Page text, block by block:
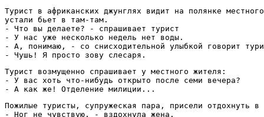
Турист в африканских джунглях видит на полянке
устали бьет в там-там.
- Что вы делаете? - спрашивает турист
- У нас уже несколько недель нет воды.
- А, понимаю, - со снисходительной улыбкой говорит
- Чушь! Я просто зову слесаря.
Турист возмущенно спрашивает у местного жителя:
- У вас хоть что-нибудь открыто после семи вечера?
- А как же! Отделение милиции...
Пожилые туристы, супружеская пара, присели отдохнуть
- Ног не чувствую, - вздохнула жена.